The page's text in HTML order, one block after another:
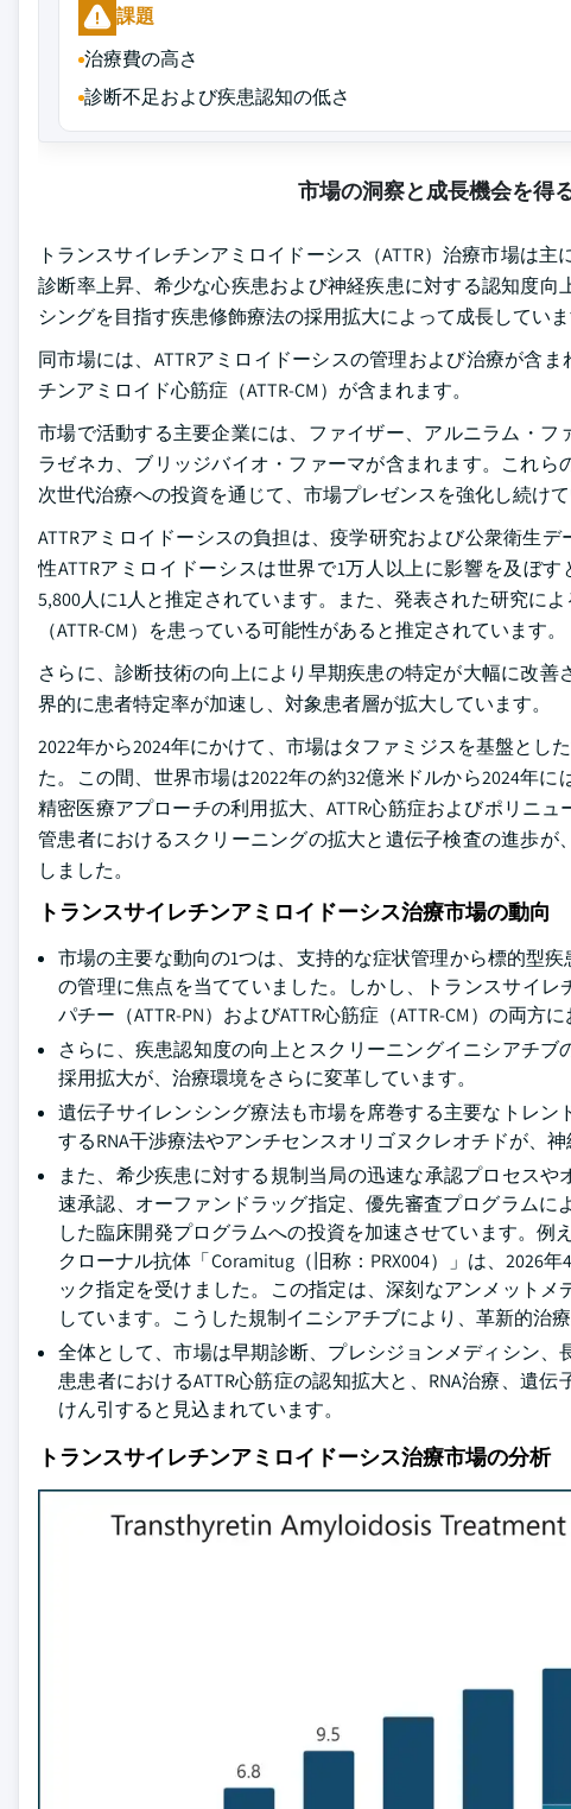
課題
治療費の高さ
診断不足および疾患認知の低さ
市場の洞察と成長機会を得
トランスサイレチンアミロイドーシス（ATTR）治療市場は
診断率上昇、希少な心疾患および神経疾患に対する認知度
シングを目指す疾患修飾療法の採用拡大によって成長していま
同市場には、ATTRアミロイドーシスの管理および治療が含
チンアミロイド心筋症（ATTR-CM）が含まれます。
市場で活動する主要企業には、ファイザー、アルニラム・
ラゼネカ、ブリッジバイオ・ファーマが含まれます。これら
次世代治療への投資を通じて、市場プレゼンスを強化し続けて
ATTRアミロイドーシスの負担は、疫学研究および公衆衛生
性ATTRアミロイドーシスは世界で1万人以上に影響を及ぼ
5,800人に1人と推定されています。また、発表された研究に
（ATTR-CM）を患っている可能性があると推定されています。
さらに、診断技術の向上により早期疾患の特定が大幅に改
界的に患者特定率が加速し、対象患者層が拡大しています。
2022年から2024年にかけて、市場はタファミジスを基盤とし
た。この間、世界市場は2022年の約32億米ドルから2024年
精密医療アプローチの利用拡大、ATTR心筋症およびポリニ
管患者におけるスクリーニングの拡大と遺伝子検査の進歩
しました。
トランスサイレチンアミロイドーシス治療市場の動向
市場の主要な動向の1つは、支持的な症状管理から標的型
の管理に焦点を当てていました。しかし、トランスサイレ
パチー（ATTR-PN）およびATTR心筋症（ATTR-CM）の両
さらに、疾患認知度の向上とスクリーニングイニシアチ
採用拡大が、治療環境をさらに変革しています。
遺伝子サイレンシング療法も市場を席巻する主要なトレ
するRNA干渉療法やアンチセンスオリゴヌクレオチドが、
また、希少疾患に対する規制当局の迅速な承認プロセス
速承認、オーファンドラッグ指定、優先審査プログラムに
した臨床開発プログラムへの投資を加速させています。例
クローナル抗体「Coramitug（旧称：PRX004）」は、2026
ック指定を受けました。この指定は、深刻なアンメット
しています。こうした規制イニシアチブにより、革新的治
全体として、市場は早期診断、プレシジョンメディシン
患患者におけるATTR心筋症の認知拡大と、RNA治療、遺
けん引すると見込まれています。
トランスサイレチンアミロイドーシス治療市場の分析